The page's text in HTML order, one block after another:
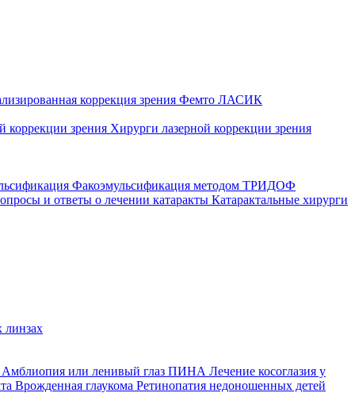
коррекция зрения Фемто ЛАСИК
коррекции зрения Хирурги лазерной коррекции зрения
Факоэмульсификация методом ТРИДОФ
и ответы о лечении катаракты Катарактальные хирурги
линзах
Амблиопия или ленивый глаз ПИНА Лечение косоглазия у
Врожденная глаукома Ретинопатия недоношенных детей